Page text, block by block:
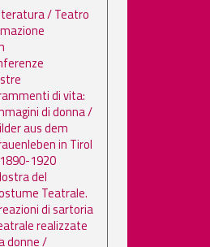
/ Teatro
di vita:
di donna /
aus dem
in Tirol
1920
del
Teatrale.
di sartoria
realizzate
donne /